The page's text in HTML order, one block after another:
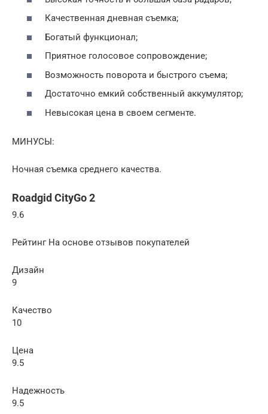
Качественная дневная съемка;
Богатый функционал;
Приятное голосовое сопровождение;
Возможность поворота и быстрого съема;
Достаточно емкий собственный аккумулятор;
Невысокая цена в своем сегменте.
МИНУСЫ:
Ночная съемка среднего качества.
Roadgid CityGo 2
9.6
Рейтинг На основе отзывов покупателей
Дизайн
9
Качество
10
Цена
9.5
Надежность
9.5